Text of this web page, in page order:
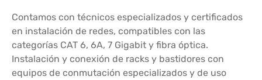
Contamos con técnicos especializados y certificados
en instalación de redes, compatibles con las
categorías CAT 6, 6A, 7 Gigabit y fibra óptica.
Instalación y conexión de racks y bastidores con
equipos de conmutación especializados y de uso